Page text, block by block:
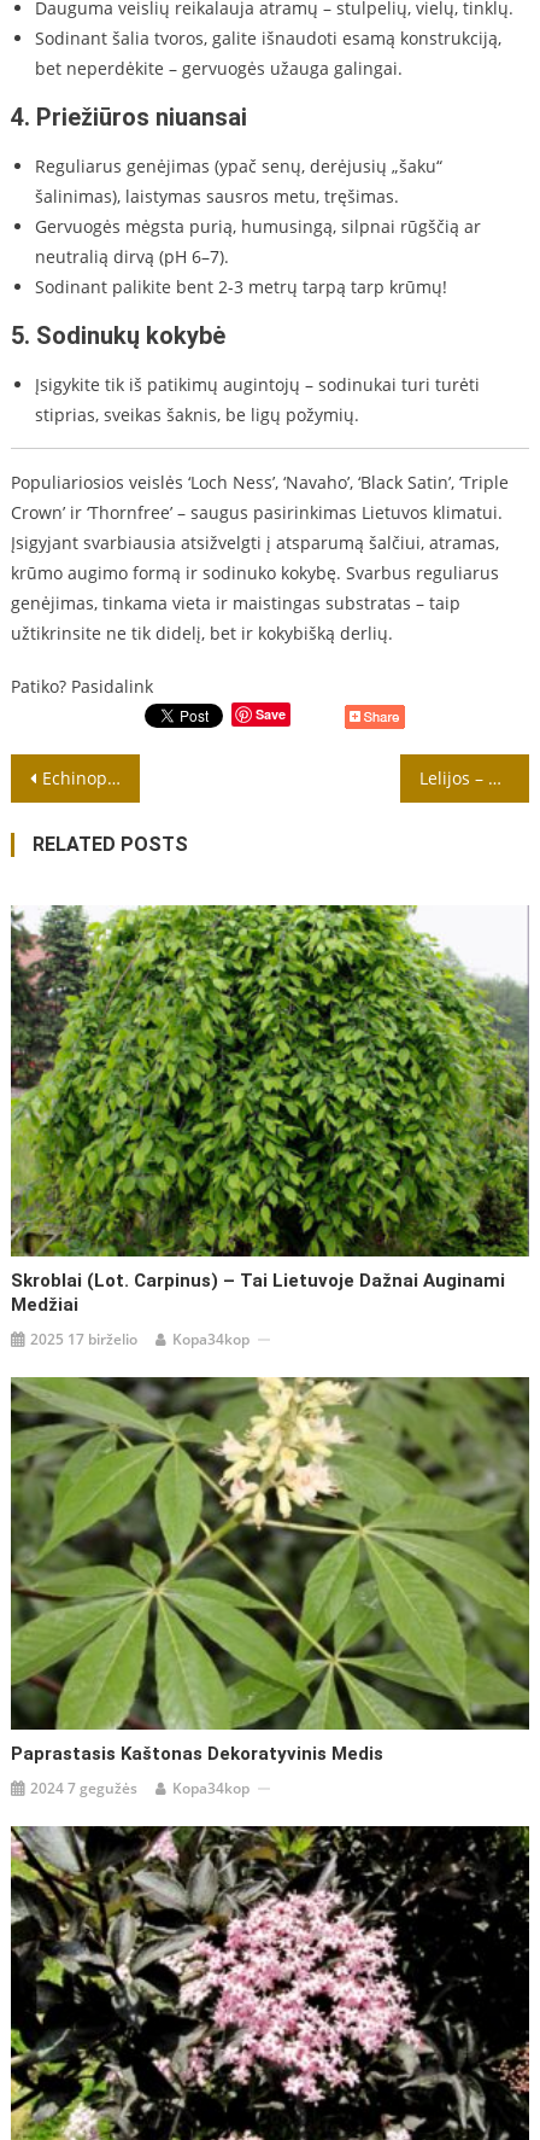
Dauguma veislių reikalauja atramų – stulpelių, vielų, tinklų.
Sodinant šalia tvoros, galite išnaudoti esamą konstrukciją,
bet neperdėkite – gervuogės užauga galingai.
4. Priežiūros niuansai
Reguliarus genėjimas (ypač senų, derėjusių „šaku“
šalinimas), laistymas sausros metu, tręšimas.
Gervuogės mėgsta purią, humusingą, silpnai rūgščią ar
neutralią dirvą (pH 6–7).
Sodinant palikite bent 2-3 metrų tarpą tarp krūmų!
5. Sodinukų kokybė
Įsigykite tik iš patikimų augintojų – sodinukai turi turėti
stiprias, sveikas šaknis, be ligų požymių.
Populiariosios veislės ‘Loch Ness’, ‘Navaho’, ‘Black Satin’, ‘Triple
Crown’ ir ‘Thornfree’ – saugus pasirinkimas Lietuvos klimatui.
Įsigyjant svarbiausia atsižvelgti į atsparumą šalčiui, atramas,
krūmo augimo formą ir sodinuko kokybę. Svarbus reguliarus
genėjimas, tinkama vieta ir maistingas substratas – taip
užtikrinsite ne tik didelį, bet ir kokybišką derlių.
Patiko? Pasidalink
Save
Navigacija
tarp
įrašų
Echinopsis (Hedgehog cacti) Lelijos – 2026 metų karalienės: Top 5 veislės
RELATED POSTS
Skroblai (lot. Carpinus) – Tai Lietuvoje Dažnai Auginami
Medžiai
2025 17 birželio Kopa34kop
Paprastasis Kaštonas Dekoratyvinis Medis
2024 7 gegužės Kopa34kop